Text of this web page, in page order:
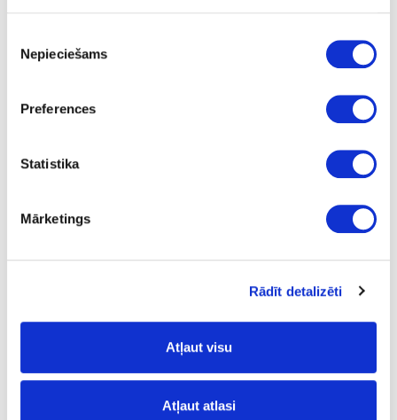
izvēle
Nepieciešams
Preferences
Statistika
Mārketings
Rādīt detalizēti
Atļaut visu
Atļaut atlasi
Uzdot jautājumu
Nosūtīt saiti uz produktu
slīpēta metāla
Cenas norādītas bez PVN. Cenas var tikt mainītas bez iepriekšēja